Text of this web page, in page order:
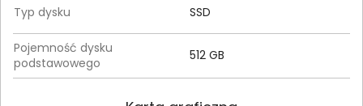
Typ dysku SSD
Pojemność dysku
podstawowego
512 GB